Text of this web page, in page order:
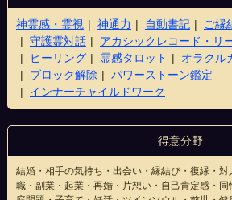
神霊感・霊視 神通力 自動書記 ご縁
守護霊対話
アカシックレコード・リ
ヒーリング
霊感タロット オラクル
ブロック解除
パワーストーン鑑定
インナーチャイルドワーク
得意分野
結婚・相手の気持ち・出会い・縁結び・復縁・
職・副業・起業・再婚・片想い・自己肯定感・